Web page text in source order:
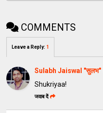
COMMENTS
Leave a Reply: 1
Sulabh Jaiswal "सुलभ"
Shukriyaa!
जवाब दें